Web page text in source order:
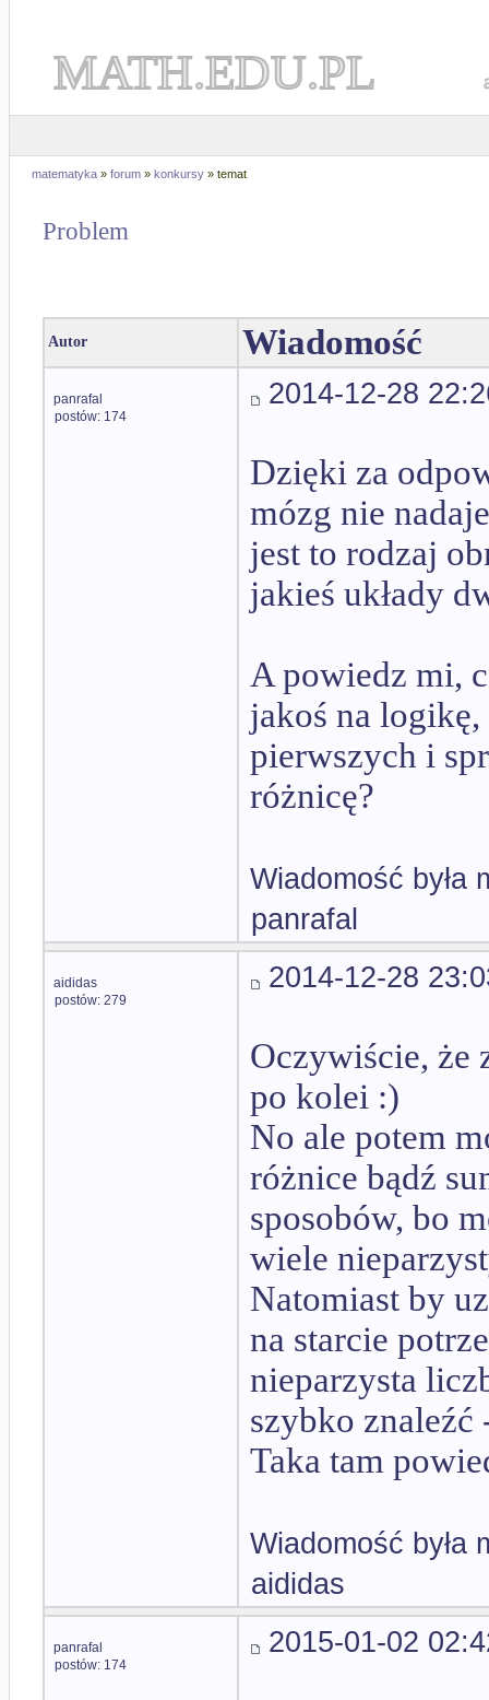
MATH.EDU.PL
matematyka » forum » konkursy » temat
Problem
Autor Wiadomość
panrafal
postów: 174
2014-12-28
Dzięki za
mózg nie
jest to rodzaj
jakieś układy
A powiedz mi,
jakoś na logikę,
pierwszych i
różnicę?
Wiadomość była
panrafal
aididas
postów: 279
2014-12-28
Oczywiście, że
po kolei :)
No ale potem
różnice bądź
sposobów, bo
wiele
Natomiast by
na starcie
nieparzysta
szybko znaleźć
Taka tam
Wiadomość była
aididas
panrafal
postów: 174
2015-01-02